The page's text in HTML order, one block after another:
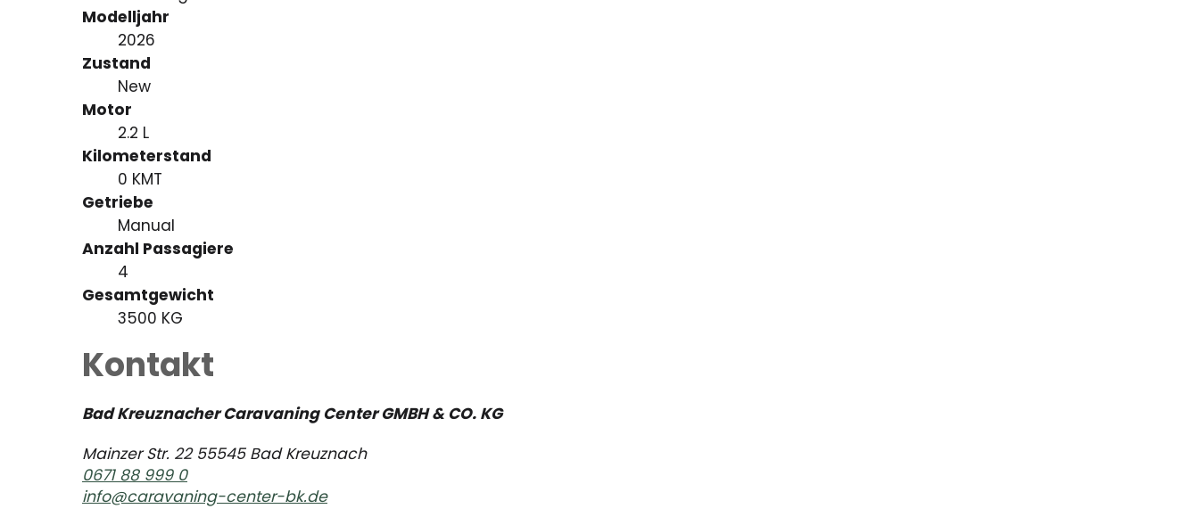
Modelljahr
2026
Zustand
New
Motor
2.2 L
Kilometerstand
0 KMT
Getriebe
Manual
Anzahl Passagiere
4
Gesamtgewicht
3500 KG
Kontakt
Bad Kreuznacher Caravaning Center GMBH & CO. KG
Mainzer Str. 22 55545 Bad Kreuznach
0671 88 999 0
info@caravaning-center-bk.de